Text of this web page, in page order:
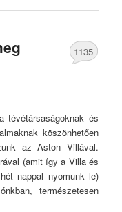
1135
tévétársaságoknak és
köszönhetően
az Aston Villával.
(amit így a Villa és
nappal nyomunk le)
természetesen